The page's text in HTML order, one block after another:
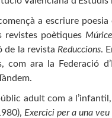
a escriure
revistes poètiques Múrice
de la revista Reduccions.
com ara la Federació
adult com a
Exercici per a una veu